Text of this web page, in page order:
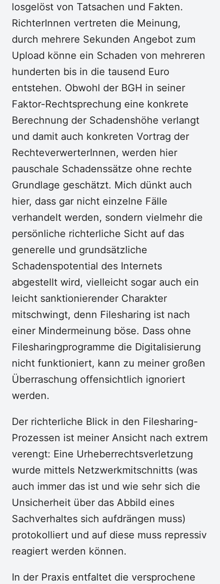
losgelöst von Tatsachen und Fakten.
RichterInnen vertreten die Meinung,
durch mehrere Sekunden Angebot zum
Upload könne ein Schaden von mehreren
hunderten bis in die tausend Euro
entstehen. Obwohl der BGH in seiner
Faktor-Rechtsprechung eine konkrete
Berechnung der Schadenshöhe verlangt
und damit auch konkreten Vortrag der
RechteverwerterInnen, werden hier
pauschale Schadenssätze ohne rechte
Grundlage geschätzt. Mich dünkt auch
hier, dass gar nicht einzelne Fälle
verhandelt werden, sondern vielmehr die
persönliche richterliche Sicht auf das
generelle und grundsätzliche
Schadenspotential des Internets
abgestellt wird, vielleicht sogar auch ein
leicht sanktionierender Charakter
mitschwingt, denn Filesharing ist nach
einer Mindermeinung böse. Dass ohne
Filesharingprogramme die Digitalisierung
nicht funktioniert, kann zu meiner großen
Überraschung offensichtlich ignoriert
werden.
Der richterliche Blick in den Filesharing-
Prozessen ist meiner Ansicht nach extrem
verengt: Eine Urheberrechtsverletzung
wurde mittels Netzwerkmitschnitts (was
auch immer das ist und wie sehr sich die
Unsicherheit über das Abbild eines
Sachverhaltes sich aufdrängen muss)
protokolliert und auf diese muss repressiv
reagiert werden können.
In der Praxis entfaltet die versprochene